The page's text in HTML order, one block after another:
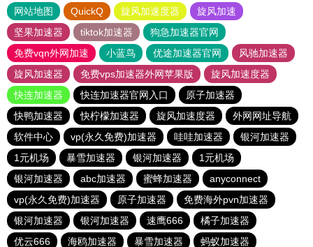
网站地图 QuickQ 旋风加速度器
旋风加速
坚果加速器
tiktok加速器
狗急加速器官网
免费vqn外网加速
小蓝鸟 优途加速器官网
风驰加速器
旋风加速器
免费vps加速器外网苹果版
旋风加速度器
快连加速器
快连加速器官网入口
原子加速器
快鸭加速器
快柠檬加速器 旋风加速度器
外网网址导航
软件中心
vp(永久免费)加速器 哇哇加速器
银河加速器
1元机场
暴雪加速器 银河加速器
1元机场
银河加速器
abc加速器 蜜蜂加速器
anyconnect
vp(永久免费)加速器
原子加速器
免费海外pvn加速器
银河加速器
银河加速器 速鹰666
橘子加速器
优云666
海鸥加速器 暴雪加速器 蚂蚁加速器